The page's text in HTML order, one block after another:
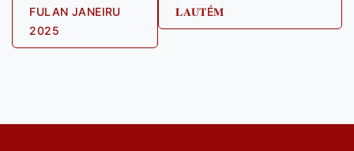
FULAN JANEIRU
2025
𝐋𝐀𝐔𝐓É𝐌